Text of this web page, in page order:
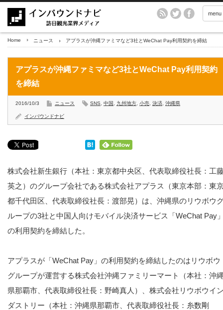
menu
Home ニュース アプラスが沖縄ファミマなど3社とWeChat Pay利用契約を締結
アプラスが沖縄ファミマなど3社とWeChat Pay利用契約
を締結
2016/10/3 ニュース SNS 中国 九州地方 小売 決済 沖縄県
インバウンドナビ
株式会社新生銀行（本社：東京都中央区、代表取締役社長：工
英之）のグループ会社である株式会社アプラス（東京本部：東
都千代田区、代表取締役社長：渡部晃）は、沖縄県のリウボウ
ループの3社と中国人向けモバイル決済サービス「WeChat Pay
の利用契約を締結した。
アプラスが「WeChat Pay」の利用契約を締結したのはリウボウ
グループが運営する株式会社沖縄ファミリーマート（本社：沖
県那覇市、代表取締役社長：野崎真人）、株式会社リウボウイ
ダストリー（本社：沖縄県那覇市、代表取締役社長：糸数剛